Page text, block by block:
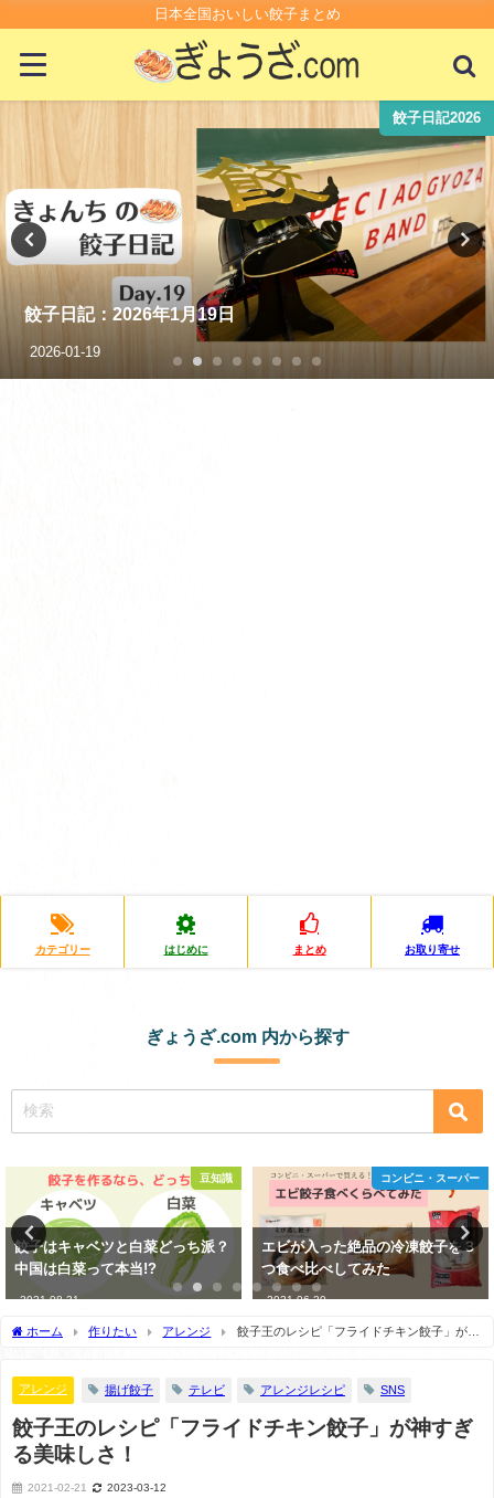
日本全国おいしい餃子まとめ
餃子日記2026
餃子日記：2026年1月19日
2026-01-19
カテゴリー はじめに まとめ お取り寄せ
ぎょうざ.com 内から探す
豆知識
餃子はキャベツと白菜どっち派？
中国は白菜って本当!?
2021-08-31
コンビニ・スーパー
エビが入った絶品の冷凍餃子を３
つ食べ比べしてみた
2021-06-20
ホーム 作りたい アレンジ
餃子王のレシピ「フライドチキン餃子」が神
アレンジ 揚げ餃子 テレビ アレンジレシピ SNS
餃子王のレシピ「フライドチキン餃子」が神すぎ
る美味しさ！
2021-02-21 2023-03-12